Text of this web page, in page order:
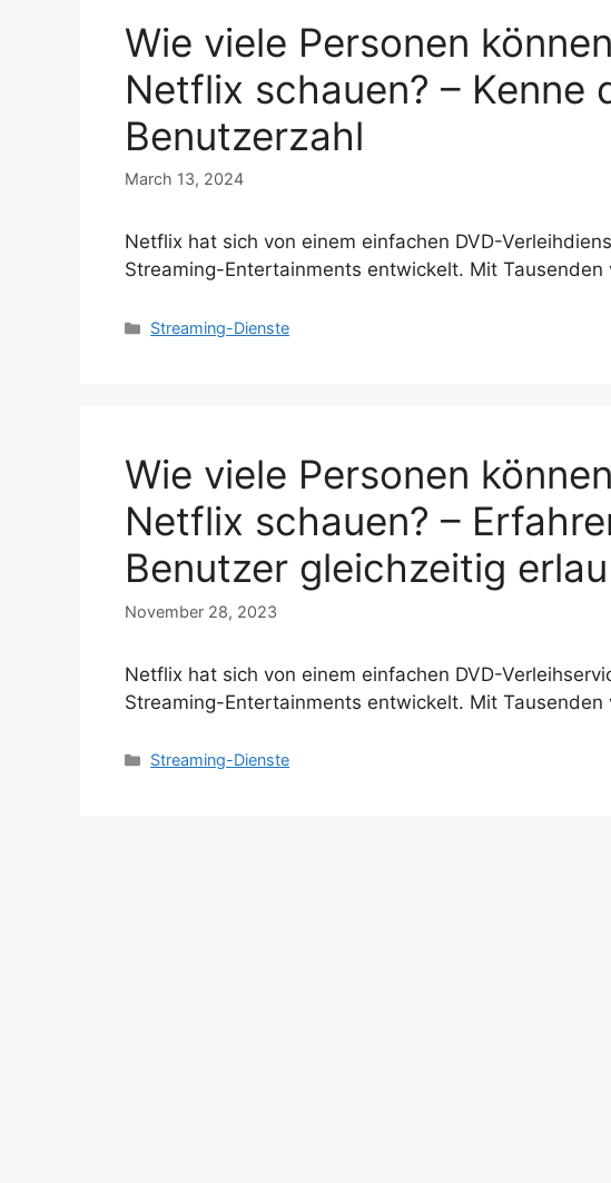
Wie viele Personen
Netflix schauen? – Kenne
Benutzerzahl
March 13, 2024
Netflix hat sich von einem einfachen DVD-
Streaming-Entertainments entwickelt. Mit Tausenden
Categories
Streaming-Dienste
Wie viele Personen
Netflix schauen? –
Benutzer gleichzeitig
November 28, 2023
Netflix hat sich von einem einfachen DVD-
Streaming-Entertainments entwickelt. Mit Tausenden
Categories
Streaming-Dienste